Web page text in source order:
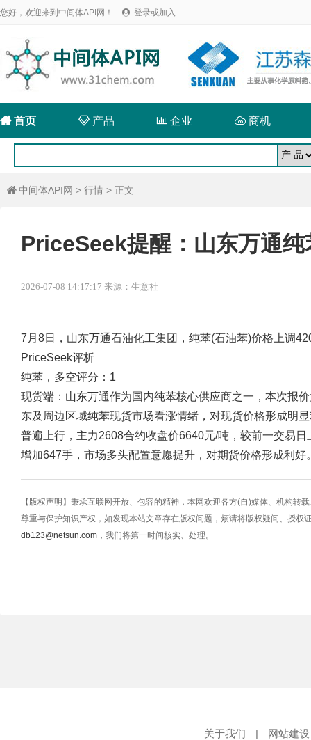
您好，欢迎来到中间体API网！  登录或加入
首页 产品  企业  商机
 中间体API网 > 行情 > 正文
PriceSeek提醒：山东万通
2026-07-08 14:17:17 来源：生意社
7月8日，山东万通石油化工集团，纯苯(石油苯)价格上调
PriceSeek评析
纯苯，多空评分：1
现货端：山东万通作为国内纯苯核心供应商之一，本次报
东及周边区域纯苯现货市场看涨情绪，对现货价格形成明
普遍上行，主力2608合约收盘价6640元/吨，较前一交易
增加647手，市场多头配置意愿提升，对期货价格形成利好
【版权声明】秉承互联网开放、包容的精神，本网欢迎各方(自)媒体、机构转
尊重与保护知识产权，如发现本站文章存在版权问题，烦请将版权疑问、授权
db123@netsun.com ，我们将第一时间核实、处理。
关于我们 | 网站建设